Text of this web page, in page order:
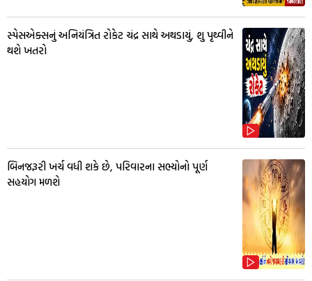
સ્પેસએક્સનું અનિયંત્રિત રોકેટ ચંદ્ર સાથે અથડાયું, શુ પૃથ્વીને
થશે ખતરો
બિનજરૂરી ખર્ચ વધી શકે છે, પરિવારના સભ્યોનો પૂર્ણ
સહયોગ મળશે